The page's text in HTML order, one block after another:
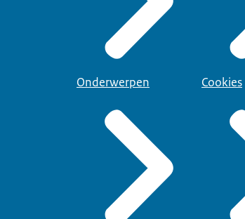
Onderwerpen Cookies